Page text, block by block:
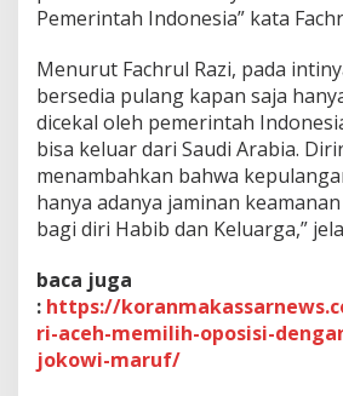
Pemerintah Indonesia” kata
Menurut Fachrul Razi, pada
bersedia pulang kapan saja
dicekal oleh pemerintah
bisa keluar dari Saudi Arabia.
menambahkan bahwa
hanya adanya jaminan
bagi diri Habib dan Keluarga,”
baca juga
: https://
ri-aceh-memilih-oposisi-
jokowi-maruf/